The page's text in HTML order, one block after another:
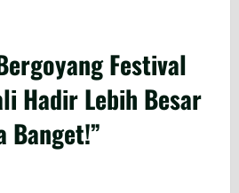
Festival
Hadir Lebih Besar
Banget!”